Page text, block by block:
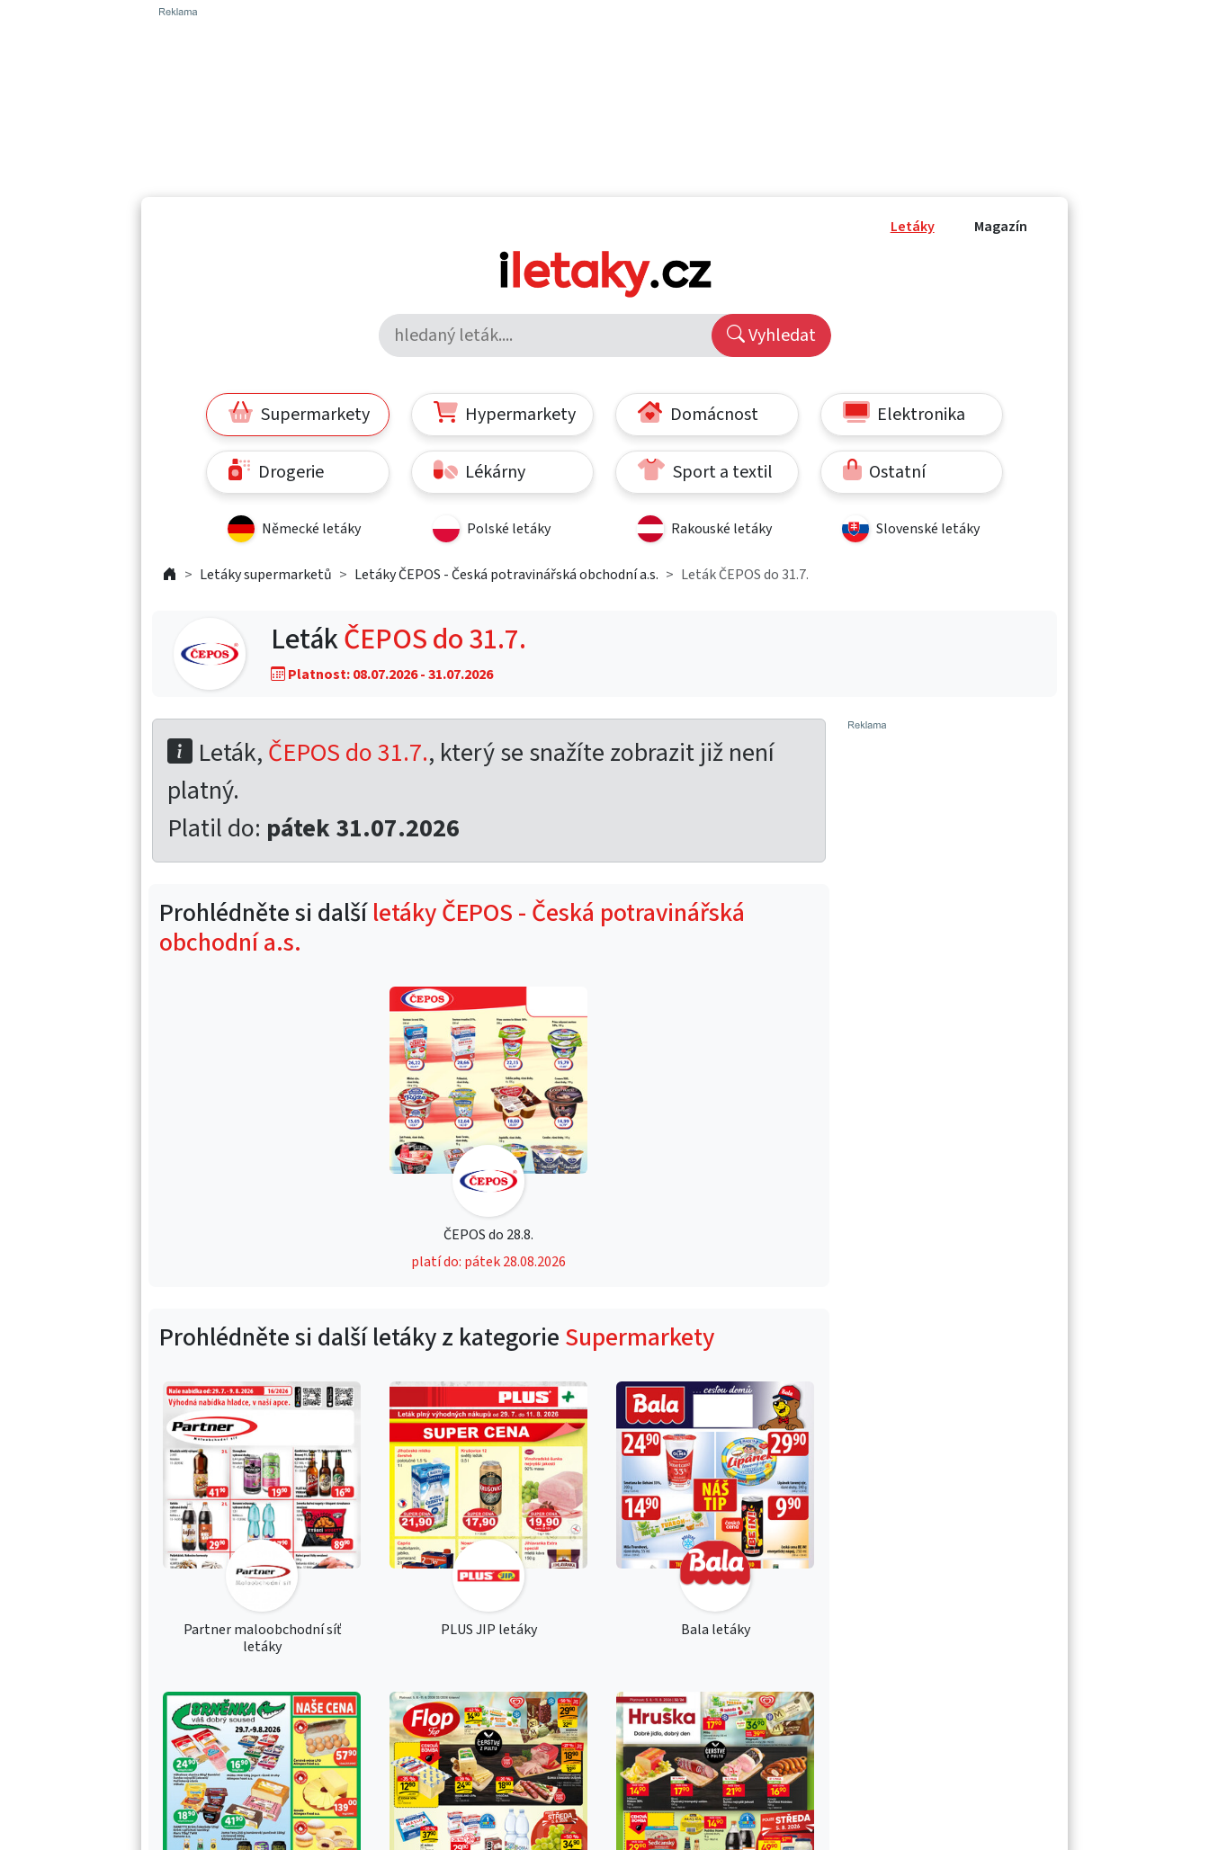
Letáky Magazín
Vyhledat
Supermarkety Hypermarkety Domácnost Elektronika
Drogerie Lékárny Sport a textil Ostatní
Německé letáky Polské letáky Rakouské letáky Slovenské letáky
Letáky supermarketů Letáky ČEPOS - Česká potravinářská obchodní a.s. Leták ČEPOS do 31.7.
LetákČEPOS do 31.7.
Platnost: 08.07.2026 - 31.07.2026
Leták, ČEPOS do 31.7., který se snažíte zobrazit již není
platný.
Platil do: pátek 31.07.2026
Prohlédněte si dalšíletáky ČEPOS - Česká potravinářská
obchodní a.s.
ČEPOS do 28.8.
platí do: pátek 28.08.2026
Prohlédněte si další letáky z kategorie Supermarkety
Partner maloobchodní síť
letáky
PLUS JIP letáky Bala letáky